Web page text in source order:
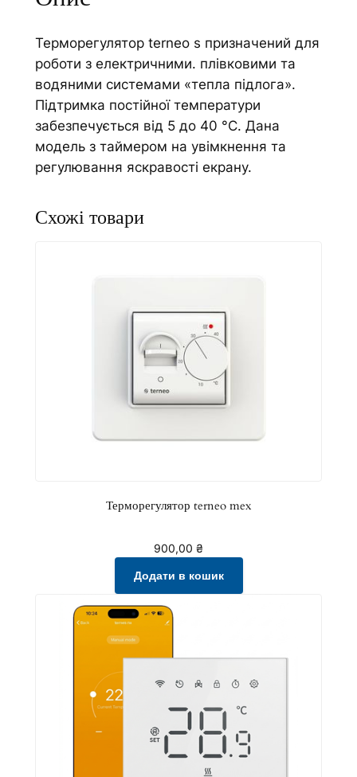
я
о
р
t
e
r
n
e
s
e
Терморегулятор terneo s призначений для
роботи з електричними. плівковими та
водяними системами «тепла підлога».
Підтримка постійної температури
забезпечується від 5 до 40 °С. Дана
модель з таймером на увімкнення та
регулювання яскравості екрану.
Терморегулятор terneo mex
900,00 ₴
Додати в кошик